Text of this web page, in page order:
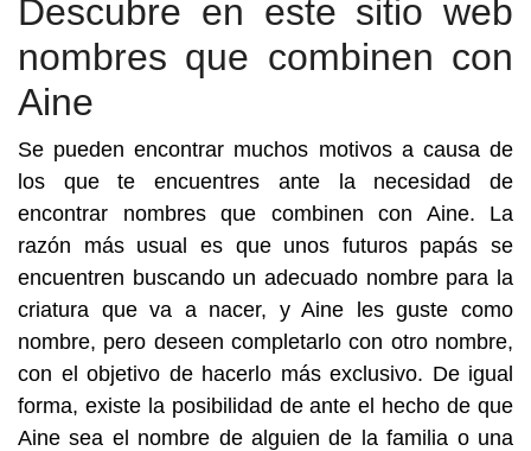
Descubre en este sitio web
nombres que combinen con
Aine
Se pueden encontrar muchos motivos a causa de
los que te encuentres ante la necesidad de
encontrar nombres que combinen con Aine. La
razón más usual es que unos futuros papás se
encuentren buscando un adecuado nombre para la
criatura que va a nacer, y Aine les guste como
nombre, pero deseen completarlo con otro nombre,
con el objetivo de hacerlo más exclusivo. De igual
forma, existe la posibilidad de ante el hecho de que
Aine sea el nombre de alguien de la familia o una